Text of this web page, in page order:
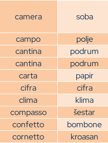
camera soba
campo
polje
cantina
podrum
cantina
podrum
carta
papir
cifra
cifra
clima
klima
compasso
šestar
confetto
bombone
cornetto
kroasan